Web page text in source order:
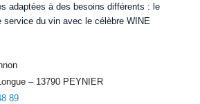
adaptées à des besoins différents : le
service du vin avec le célèbre WINE
– 13790 PEYNIER
89